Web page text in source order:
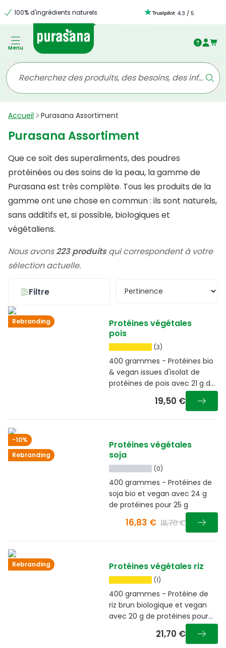
100% d'ingrédients naturels : 4.3 /5
Menu
Accueil Purasana Assortiment
Purasana Assortiment
Que ce soit des superaliments, des poudres
protéinées ou des soins de la peau, la gamme de
Purasana est très complète. Tous les produits de la
gamme ont une chose en commun : ils sont naturels,
sans additifs et, si possible, biologiques et
végétaliens.
Nous avons223 produitsqui correspondent à votre
sélection actuelle.
Filtre
Rebranding
Protéines végétales
pois
(3)
400 grammes - Protéines bio
& vegan issues d'isolat de
protéines de pois avec 21 g de
protéines pour 25 g
19,50 €
-10%
Rebranding
Protéines végétales
soja
(0)
400 grammes - Protéines de
soja bio et vegan avec 24 g
de protéines pour 25 g
16,83 € 18,70 €
Rebranding Protéines végétales riz
(1)
400 grammes - Protéine de
riz brun biologique et vegan
avec 20 g de protéines pour
21,70 €